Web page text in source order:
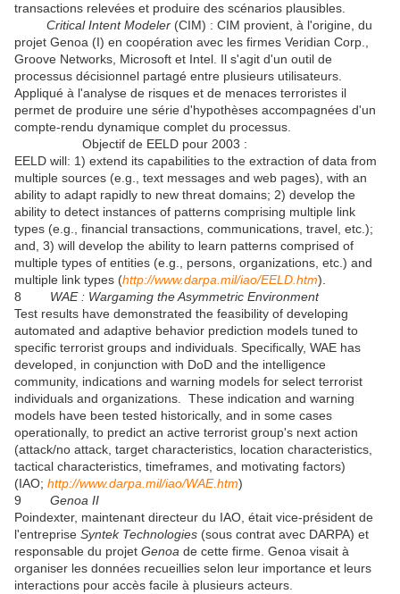
transactions relevées et produire des scénarios plausibles.
Critical Intent Modeler (CIM) : CIM provient, à l'origine, du
projet Genoa (I) en coopération avec les firmes Veridian Corp.,
Groove Networks, Microsoft et Intel. Il s'agit d'un outil de
processus décisionnel partagé entre plusieurs utilisateurs.
Appliqué à l'analyse de risques et de menaces terroristes il
permet de produire une série d'hypothèses accompagnées d'un
compte-rendu dynamique complet du processus.
Objectif de EELD pour 2003 :
EELD will: 1) extend its capabilities to the extraction of data from
multiple sources (e.g., text messages and web pages), with an
ability to adapt rapidly to new threat domains; 2) develop the
ability to detect instances of patterns comprising multiple link
types (e.g., financial transactions, communications, travel, etc.);
and, 3) will develop the ability to learn patterns comprised of
multiple types of entities (e.g., persons, organizations, etc.) and
multiple link types (http://www.darpa.mil/iao/EELD.htm).
8 WAE : Wargaming the Asymmetric Environment
Test results have demonstrated the feasibility of developing
automated and adaptive behavior prediction models tuned to
specific terrorist groups and individuals. Specifically, WAE has
developed, in conjunction with DoD and the intelligence
community, indications and warning models for select terrorist
individuals and organizations. These indication and warning
models have been tested historically, and in some cases
operationally, to predict an active terrorist group's next action
(attack/no attack, target characteristics, location characteristics,
tactical characteristics, timeframes, and motivating factors)
(IAO; http://www.darpa.mil/iao/WAE.htm)
9 Genoa II
Poindexter, maintenant directeur du IAO, était vice-président de
l'entreprise Syntek Technologies (sous contrat avec DARPA) et
responsable du projet Genoa de cette firme. Genoa visait à
organiser les données recueillies selon leur importance et leurs
interactions pour accès facile à plusieurs acteurs.